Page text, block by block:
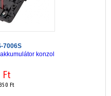
7006S
konzol
Ft
Ft